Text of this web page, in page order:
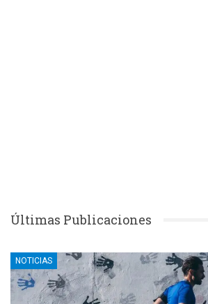
Últimas Publicaciones
NOTICIAS